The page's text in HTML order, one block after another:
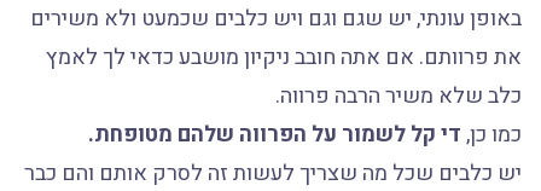
באופן עונתי, יש שגם וגם ויש כלבים שכמעט ולא משירים
את פרוותם. אם אתה חובב ניקיון מושבע כדאי לך לאמץ
כלב שלא משיר הרבה פרווה.
כמו כן,די קל לשמור על הפרווה שלהם מטופחת.
יש כלבים שכל מה שצריך לעשות זה לסרק אותם והם כבר